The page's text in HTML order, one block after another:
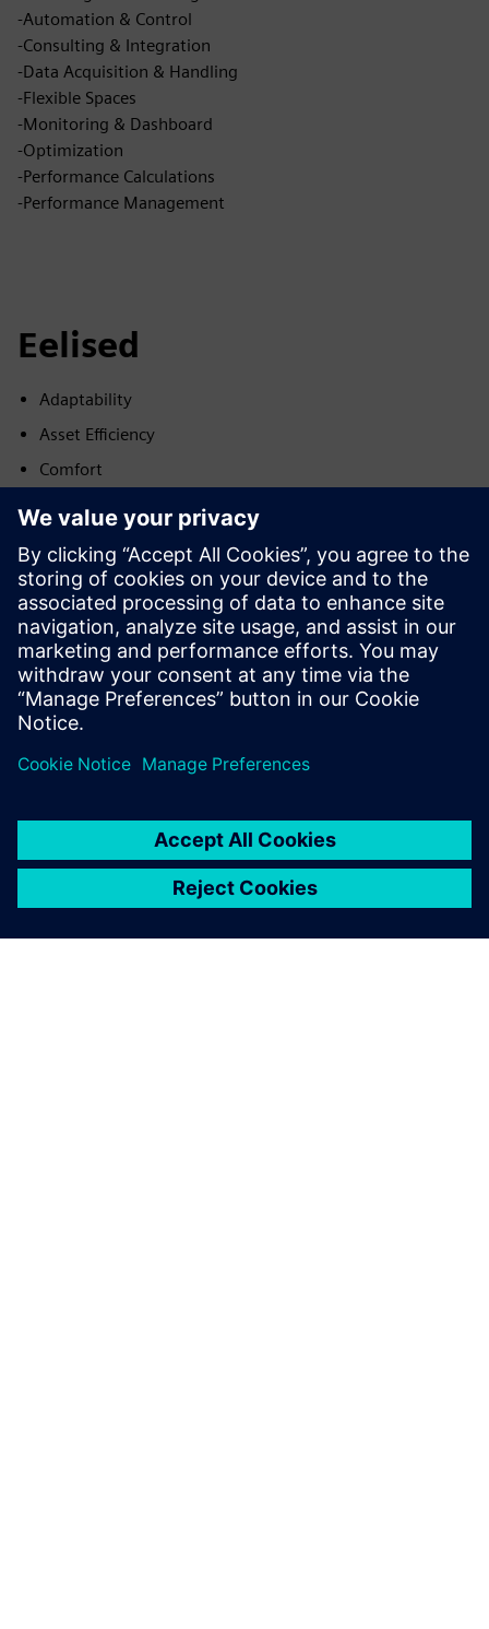
-Automation & Control
-Consulting & Integration
-Data Acquisition & Handling
-Flexible Spaces
-Monitoring & Dashboard
-Optimization
-Performance Calculations
-Performance Management
Eelised
Adaptability
Asset Efficiency
Comfort
Energy Efficiency
Safety
Space Efficiency
User Efficiency
Sustainability